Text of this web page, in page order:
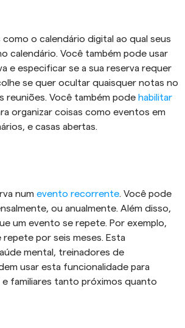
o calendário digital ao qual seus
calendário. Você também pode usar
e especificar se a sua reserva requer
se quer ocultar quaisquer notas no
reuniões. Você também pode habilitar
organizar coisas como eventos em
e casas abertas.
num evento recorrente. Você pode
ou anualmente. Além disso,
um evento se repete. Por exemplo,
por seis meses. Esta
mental, treinadores de
usar esta funcionalidade para
familiares tanto próximos quanto